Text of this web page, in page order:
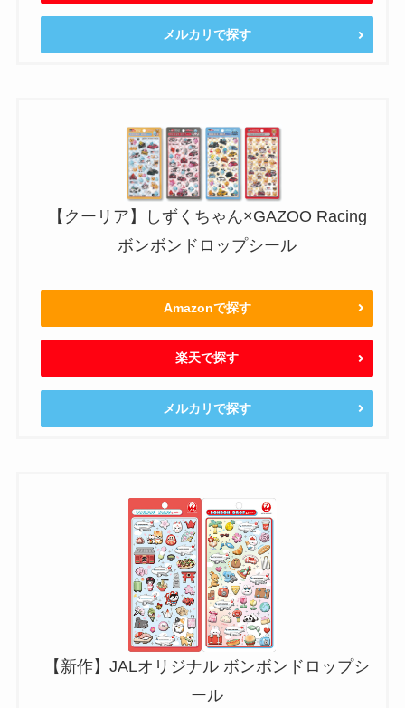
メルカリで探す
【クーリア】しずくちゃん×GAZOO Racing
ボンボンドロップシール
Amazonで探す
楽天で探す
メルカリで探す
【新作】JALオリジナル ボンボンドロップシ
ール